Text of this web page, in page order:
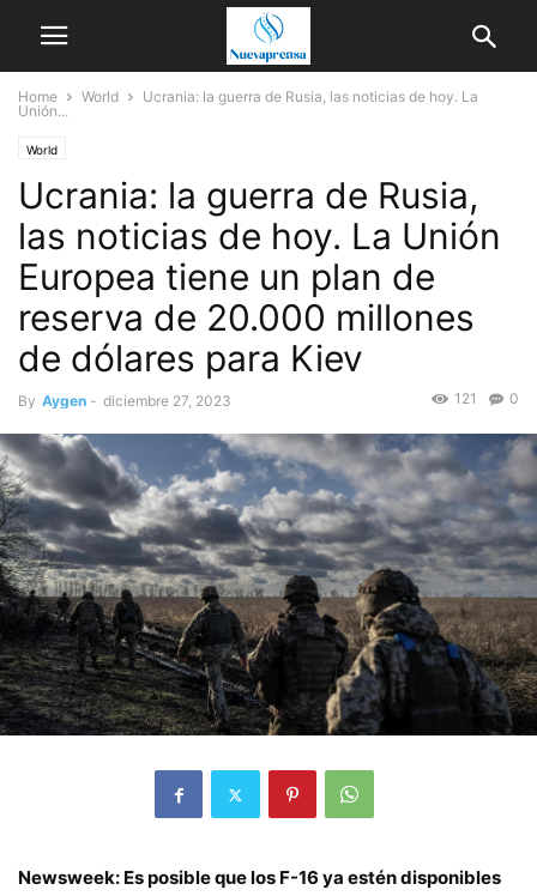
Home World
Ucrania: la guerra de Rusia, las noticias de hoy. La
Unión...
World
Ucrania: la guerra de Rusia,
las noticias de hoy. La Unión
Europea tiene un plan de
reserva de 20.000 millones
de dólares para Kiev
By Aygen - diciembre 27, 2023 0
121
Newsweek: Es posible que los F-16 ya estén disponibles